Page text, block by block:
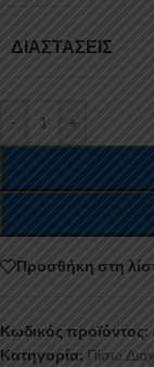
ΔΙΑΣΤΆΣΕΙΣ
- +
Προσθήκη στη
Κωδικός προϊόντος:
Κατηγορία: Πίσω